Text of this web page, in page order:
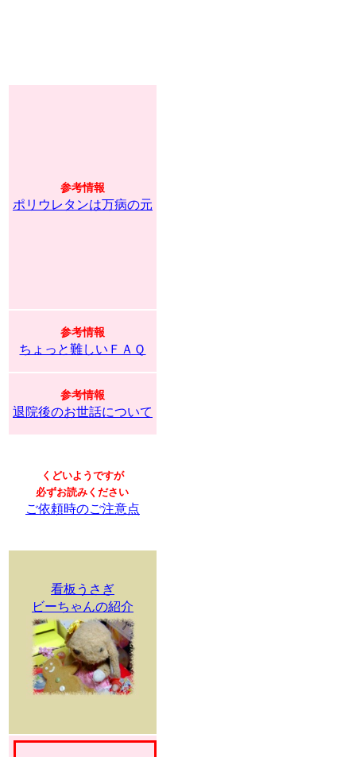
参考情報
ポリウレタンは万病の元
参考情報
ちょっと難しいＦＡＱ
参考情報
退院後のお世話について
くどいようですが
必ずお読みください
ご依頼時のご注意点
看板うさぎ
ビーちゃんの紹介